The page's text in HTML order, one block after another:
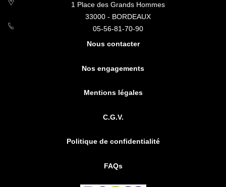
1 Place des Grands Hommes
33000 - BORDEAUX
05-56-81-70-90
Nous contacter
Nos engagements
Mentions légales
C.G.V.
Politique de confidentialité
FAQs